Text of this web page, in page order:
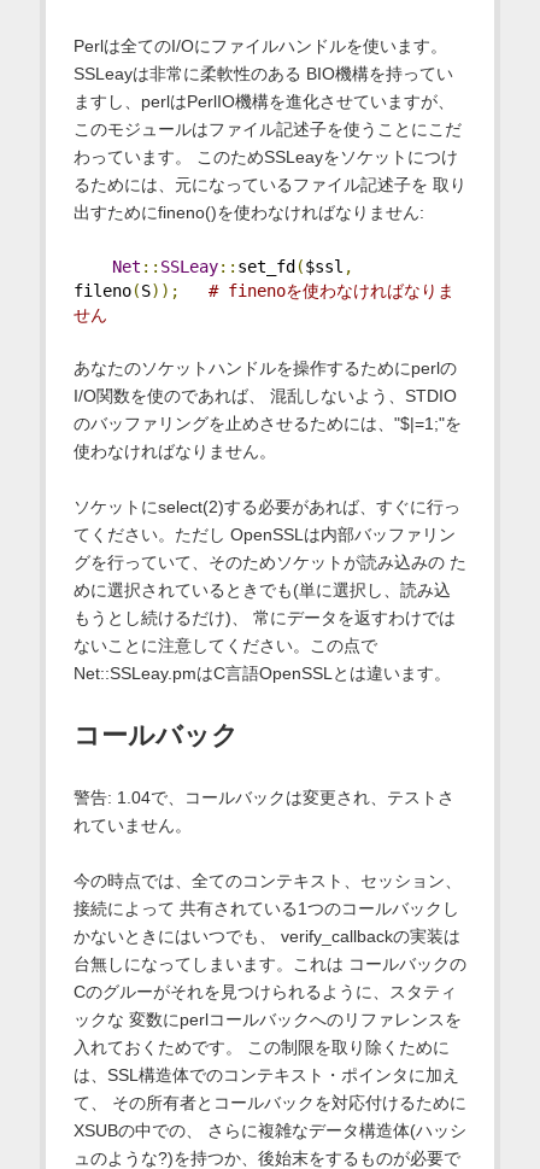
Perlは全てのI/Oにファイルハンドルを使います。
SSLeayは非常に柔軟性のある BIO機構を持ってい
ますし、perlはPerlIO機構を進化させていますが、
このモジュールはファイル記述子を使うことにこだ
わっています。 このためSSLeayをソケットにつけ
るためには、元になっているファイル記述子を 取り
出すためにfineno()を使わなければなりません:
Net :: SSLeay:: set_fd ($ssl ,
fileno(S));
# finenoを使わなければなりま
せん
あなたのソケットハンドルを操作するためにperlの
I/O関数を使のであれば、 混乱しないよう、STDIO
のバッファリングを止めさせるためには、"$|=1;"を
使わなければなりません。
ソケットにselect(2)する必要があれば、すぐに行っ
てください。ただし OpenSSLは内部バッファリン
グを行っていて、そのためソケットが読み込みの た
めに選択されているときでも(単に選択し、読み込
もうとし続けるだけ)、 常にデータを返すわけでは
ないことに注意してください。この点で
Net::SSLeay.pmはC言語OpenSSLとは違います。
コールバック
警告: 1.04で、コールバックは変更され、テストさ
れていません。
今の時点では、全てのコンテキスト、セッション、
接続によって 共有されている1つのコールバックし
かないときにはいつでも、 verify_callbackの実装は
台無しになってしまいます。これは コールバックの
Cのグルーがそれを見つけられるように、スタティ
ックな 変数にperlコールバックへのリファレンスを
入れておくためです。 この制限を取り除くために
は、SSL構造体でのコンテキスト・ポインタに加え
て、 その所有者とコールバックを対応付けるために
XSUBの中での、 さらに複雑なデータ構造体(ハッシ
ュのような?)を持つか、後始末をするものが必要で